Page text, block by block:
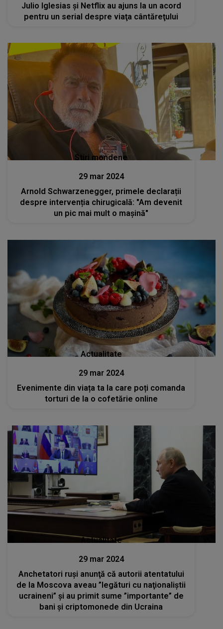
Julio Iglesias şi Netflix au ajuns la un acord
pentru un serial despre viaţa cântăreţului
Stiri mondene
29 mar 2024
Arnold Schwarzenegger, primele declarații
despre intervenția chirugicală: "Am devenit
un pic mai mult o maşină"
Actualitate
29 mar 2024
Evenimente din viața ta la care poți comanda
torturi de la o cofetărie online
Actualitate
29 mar 2024
Anchetatori ruşi anunţă că autorii atentatului
de la Moscova aveau ”legături cu naţionaliştii
ucraineni” şi au primit sume ”importante” de
bani şi criptomonede din Ucraina